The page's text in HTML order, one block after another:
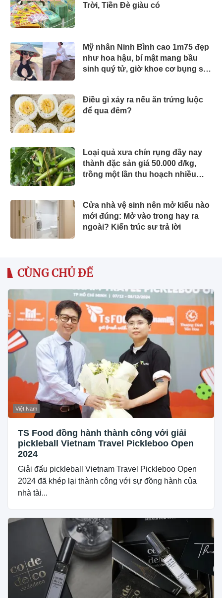
Trời, Tiền Đè giàu có
Mỹ nhân Ninh Bình cao 1m75 đẹp
như hoa hậu, bí mật mang bầu
sinh quý tử, giờ khoe cơ bụng số
Điều gì xảy ra nếu ăn trứng luộc
để qua đêm?
Loại quả xưa chín rụng đầy nay
thành đặc sản giá 50.000 đ/kg,
trồng một lần thu hoạch nhiều
Cửa nhà vệ sinh nên mở kiểu nào
mới đúng: Mở vào trong hay ra
ngoài? Kiến trúc sư trả lời
CÙNG CHỦ ĐỀ
Việt Nam
TS Food đồng hành thành công với giải
pickleball Vietnam Travel Pickleboo Open
2024
Giải đấu pickleball Vietnam Travel Pickleboo Open
2024 đã khép lại thành công với sự đồng hành của
nhà tài...